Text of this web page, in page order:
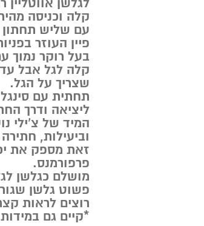
לגלשן
קלה וכניסה
עם שליש תחתון
פיין העוזר
בעל רוקר נמוך
קלה לגל אבל
שצריך על הגל.
תחתית עם
ליציאה ודרך
המיד של צ’ילי
וביעילות,
זאת מספק את
פרפורמנס.
מושלם כגלשן
פשוט גלשן
רוצים לראות
*קיים גם